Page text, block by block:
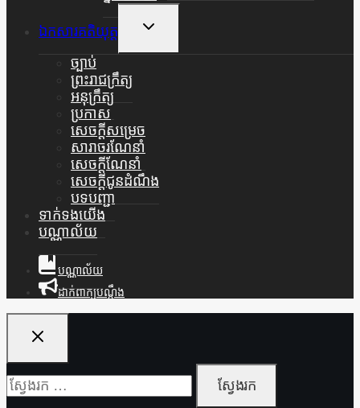
ឯកសារគតិយុត្ត
Toggle
Menu
ច្បាប់
ព្រះរាជក្រឹត្យ
អនុក្រឹត្យ
ប្រកាស
សេចក្តីសម្រេច
សារាចរណែនាំ
សេចក្តីណែនាំ
សេចក្តីជូនដំណឹង
បទបញ្ជា
ទាក់ទងយើង
បណ្ណាល័យ
បណ្ណាល័យ
ដាក់ពាក្យបណ្ដឹង
ស្វែងរក៖